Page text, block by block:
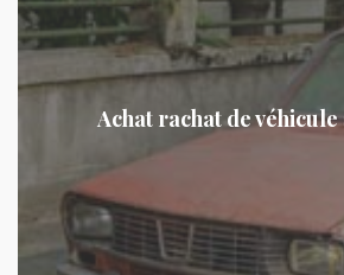
Achat rachat de véhicule